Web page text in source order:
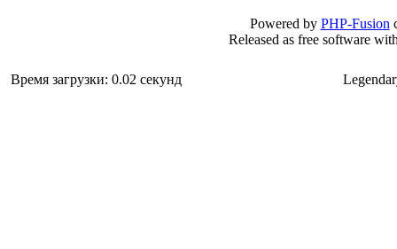
Powered by PHP-Fusion
Released as free software
Время загрузки: 0.02 секунд